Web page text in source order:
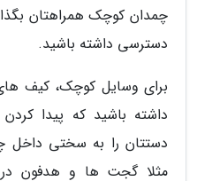
چمدان کوچک همراهتان
دسترسی داشته باشید.
برای وسایل کوچک، کیف
داشته باشید که پیدا
دستتان را به سختی داخل
مثلا گجت ها و هدفون